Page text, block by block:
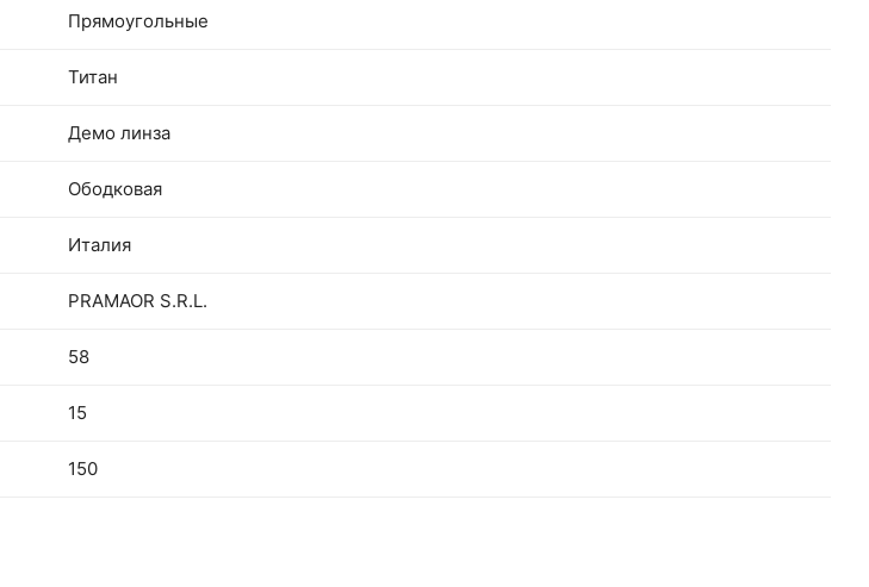
Прямоугольные
Титан
Демо линза
Ободковая
Италия
PRAMAOR S.R.L.
58
15
150